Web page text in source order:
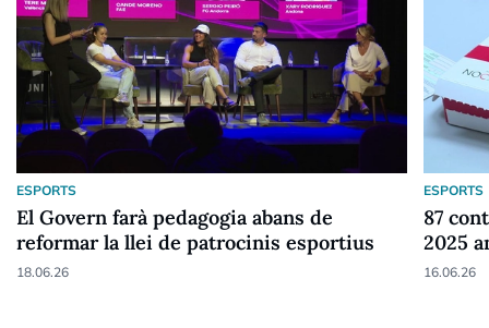
ESPORTS
El Govern farà pedagogia abans de
reformar la llei de patrocinis esportius
18.06.26
ESPORTS
87
2025
16.06.26